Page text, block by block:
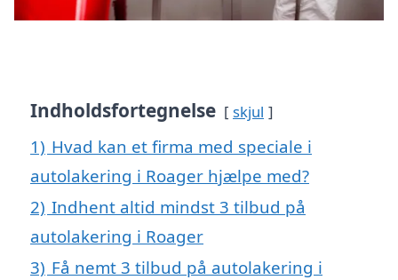
Indholdsfortegnelse skjul
1) Hvad kan et firma med speciale i
autolakering i Roager hjælpe med?
2) Indhent altid mindst 3 tilbud på
autolakering i Roager
3) Få nemt 3 tilbud på autolakering i